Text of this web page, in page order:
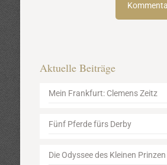
Aktuelle Beiträge
Mein Frankfurt: Clemens Zeitz
Fünf Pferde fürs Derby
Die Odyssee des Kleinen Prinzen